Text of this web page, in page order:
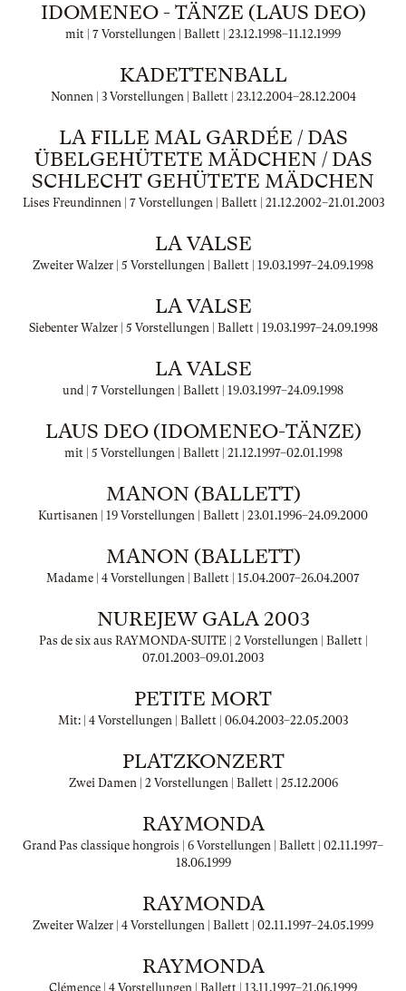
IDOMENEO - TÄNZE (LAUS DEO)
mit | 7 Vorstellungen | Ballett | 23.12.1998–11.12.1999
KADETTENBALL
Nonnen | 3 Vorstellungen | Ballett | 23.12.2004–28.12.2004
LA FILLE MAL GARDÉE / DAS
ÜBELGEHÜTETE MÄDCHEN / DAS
SCHLECHT GEHÜTETE MÄDCHEN
Lises Freundinnen | 7 Vorstellungen | Ballett | 21.12.2002–21.01.2003
LA VALSE
Zweiter Walzer | 5 Vorstellungen | Ballett | 19.03.1997–24.09.1998
LA VALSE
Siebenter Walzer | 5 Vorstellungen | Ballett | 19.03.1997–24.09.1998
LA VALSE
und | 7 Vorstellungen | Ballett | 19.03.1997–24.09.1998
LAUS DEO (IDOMENEO-TÄNZE)
mit | 5 Vorstellungen | Ballett | 21.12.1997–02.01.1998
MANON (BALLETT)
Kurtisanen | 19 Vorstellungen | Ballett | 23.01.1996–24.09.2000
MANON (BALLETT)
Madame | 4 Vorstellungen | Ballett | 15.04.2007–26.04.2007
NUREJEW GALA 2003
Pas de six aus RAYMONDA-SUITE | 2 Vorstellungen | Ballett |
07.01.2003–09.01.2003
PETITE MORT
Mit: | 4 Vorstellungen | Ballett | 06.04.2003–22.05.2003
PLATZKONZERT
Zwei Damen | 2 Vorstellungen | Ballett | 25.12.2006
RAYMONDA
Grand Pas classique hongrois | 6 Vorstellungen | Ballett | 02.11.1997–
18.06.1999
RAYMONDA
Zweiter Walzer | 4 Vorstellungen | Ballett | 02.11.1997–24.05.1999
RAYMONDA
Clémence | 4 Vorstellungen | Ballett | 13.11.1997–21.06.1999